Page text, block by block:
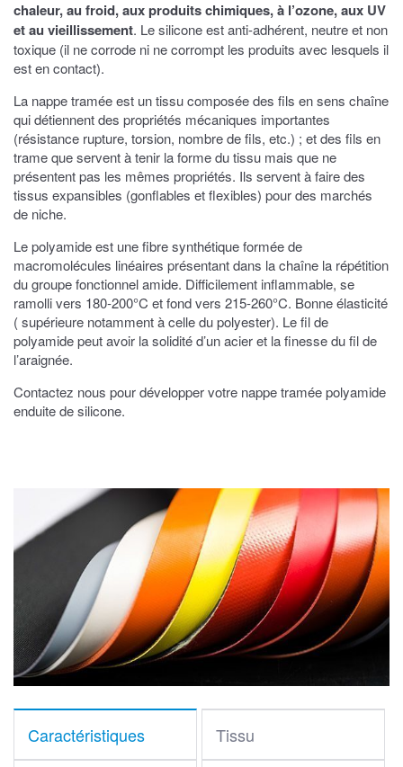
chaleur, au froid, aux produits chimiques, à l’ozone, aux UV
et au vieillissement. Le silicone est anti-adhérent, neutre et non
toxique (il ne corrode ni ne corrompt les produits avec lesquels il
est en contact).
La nappe tramée est un tissu composée des fils en sens chaîne
qui détiennent des propriétés mécaniques importantes
(résistance rupture, torsion, nombre de fils, etc.) ; et des fils en
trame que servent à tenir la forme du tissu mais que ne
présentent pas les mêmes propriétés. Ils servent à faire des
tissus expansibles (gonflables et flexibles) pour des marchés
de niche.
Le polyamide est une fibre synthétique formée de
macromolécules linéaires présentant dans la chaîne la répétition
du groupe fonctionnel amide. Difficilement inflammable, se
ramolli vers 180-200°C et fond vers 215-260°C. Bonne élasticité
( supérieure notamment à celle du polyester). Le fil de
polyamide peut avoir la solidité d’un acier et la finesse du fil de
l’araignée.
Contactez nous pour développer votre nappe tramée polyamide
enduite de silicone.
Caractéristiques Tissu